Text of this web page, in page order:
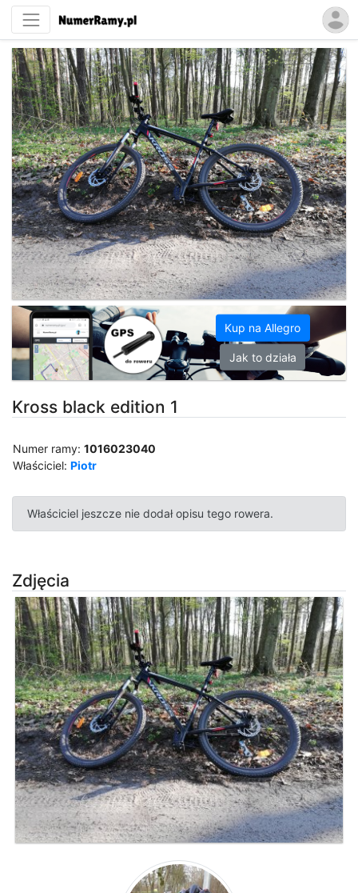
Kup na Allegro
Jak to działa
Kross black edition 1
Numer ramy:1016023040
Właściciel:Piotr
Właściciel jeszcze nie dodał opisu tego rowera.
Zdjęcia